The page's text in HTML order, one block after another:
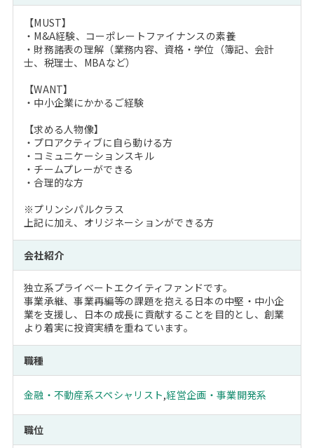
【MUST】
・M&A経験、コーポレートファイナンスの素養
・財務諸表の理解（業務内容、資格・学位（簿記、会計
士、税理士、MBAなど）
【WANT】
・中小企業にかかるご経験
【求める人物像】
・プロアクティブに自ら動ける方
・コミュニケーションスキル
・チームプレーができる
・合理的な方
※プリンシパルクラス
上記に加え、オリジネーションができる方
会社紹介
独立系プライベートエクイティファンドです。
事業承継、事業再編等の課題を抱える日本の中堅・中小企
業を支援し、日本の成長に貢献することを目的とし、創業
より着実に投資実績を重ねています。
職種
金融・不動産系スペシャリスト,経営企画・事業開発系
職位